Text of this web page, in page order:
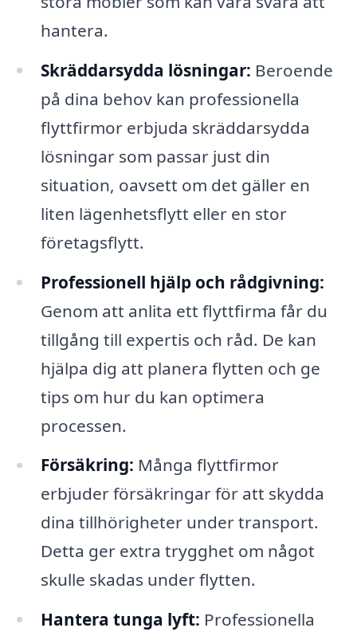
hantera.
Skräddarsydda lösningar: Beroende
på dina behov kan professionella
flyttfirmor erbjuda skräddarsydda
lösningar som passar just din
situation, oavsett om det gäller en
liten lägenhetsflytt eller en stor
företagsflytt.
Professionell hjälp och rådgivning:
Genom att anlita ett flyttfirma får du
tillgång till expertis och råd. De kan
hjälpa dig att planera flytten och ge
tips om hur du kan optimera
processen.
Försäkring: Många flyttfirmor
erbjuder försäkringar för att skydda
dina tillhörigheter under transport.
Detta ger extra trygghet om något
skulle skadas under flytten.
Hantera tunga lyft: Professionella